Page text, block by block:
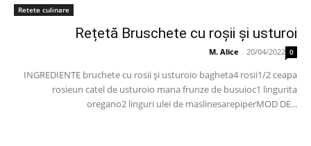
Retete culinare
Rețetă Bruschete cu roșii și usturoi
M. Alice - 20/04/2022 0
INGREDIENTE bruchete cu rosii și usturoio bagheta4 rosii1/2 ceapa
rosieun catel de usturoio mana frunze de busuioc1 lingurita
oregano2 linguri ulei de maslinesarepiperMOD DE...